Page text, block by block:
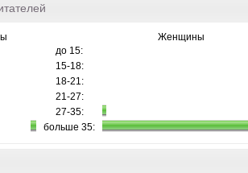
Женщины
до 15:
15-18:
18-21:
21-27:
27-35:
больше 35: